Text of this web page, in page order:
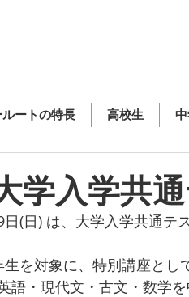
ートの特長 高校生
学入学共
(日) は、大学入学共通テ
を対象に、特別講座とし
語・現代文・古文・数学